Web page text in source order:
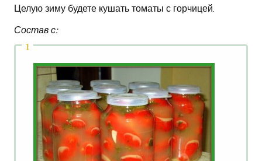
Целую зиму будете кушать томаты с горчицей.
Состав с: